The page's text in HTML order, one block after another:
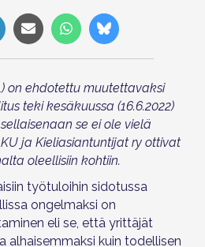
Share Share
on
Share
on
Share
on
on ehdotettu muutettavaksi
teki kesäkuussa (16.6.2022)
se ei ole vielä
ja Kieliasiantuntijat ry ottivat
oleellisiin kohtiin.
työtuloihin sidotussa
ongelmaksi on
eli se, että yrittäjät
kuin todellisen